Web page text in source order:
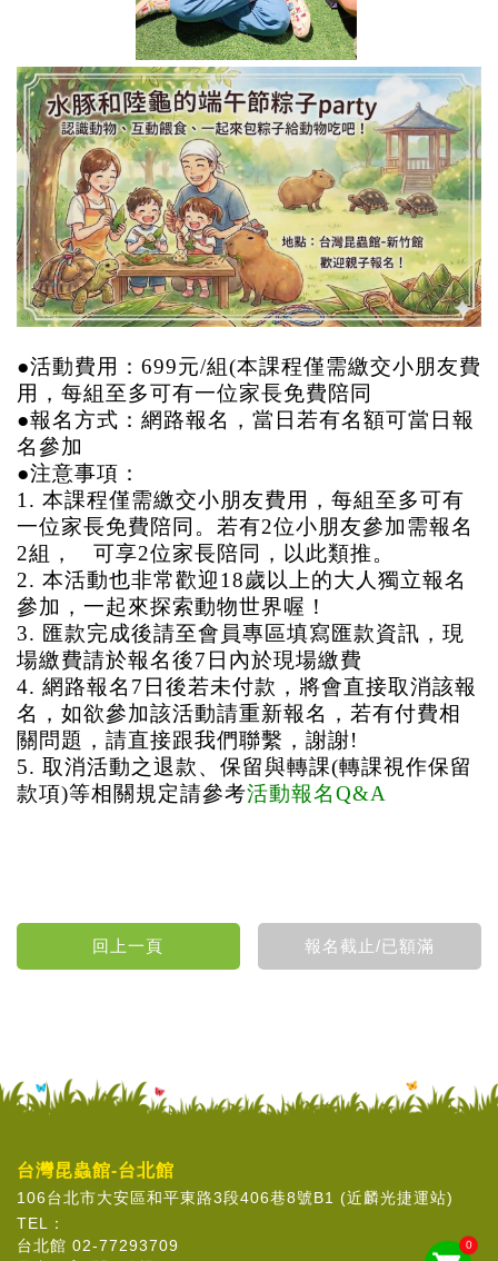
●活動費用：699元/組(本課程僅需繳交小朋友費
用，每組至多可有一位家長免費陪同
●報名方式：網路報名，當日若有名額可當日報
名參加
●注意事項：
1. 本課程僅需繳交小朋友費用，每組至多可有
一位家長免費陪同。若有2位小朋友參加需報名
2組， 可享2位家長陪同，以此類推。
2. 本活動也非常歡迎18歲以上的大人獨立報名
參加，一起來探索動物世界喔！
3. 匯款完成後請至會員專區填寫匯款資訊，現
場繳費請於報名後7日內於現場繳費
4. 網路報名7日後若未付款，將會直接取消該報
名，如欲參加該活動請重新報名，若有付費相
關問題，請直接跟我們聯繫，謝謝!
5. 取消活動之退款、保留與轉課(轉課視作保留
款項)等相關規定請參考活動報名Q&A
0
台灣昆蟲館-台北館
106台北市大安區和平東路3段406巷8號B1 (近麟光捷運站)
TEL：
台北館 02-77293709